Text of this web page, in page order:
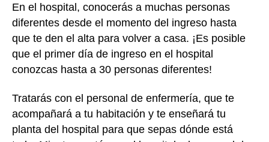
En el hospital, conocerás a muchas personas
diferentes desde el momento del ingreso hasta
que te den el alta para volver a casa. ¡Es posible
que el primer día de ingreso en el hospital
conozcas hasta a 30 personas diferentes!
Tratarás con el personal de enfermería, que te
acompañará a tu habitación y te enseñará tu
planta del hospital para que sepas dónde está